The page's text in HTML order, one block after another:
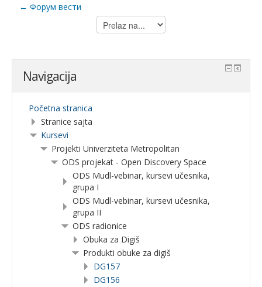
← Форум вести
Prelaz
na...
Navigacija
Početna stranica
Stranice sajta
Kursevi
Projekti Univerziteta Metropolitan
ODS projekat - Open Discovery Space
ODS Mudl-vebinar, kursevi učesnika,
grupa I
ODS Mudl-vebinar, kursevi učesnika,
grupa II
ODS radionice
Obuka za Digiš
Produkti obuke za digiš
DG157
DG156